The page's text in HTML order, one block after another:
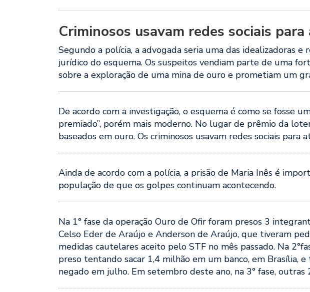
Criminosos usavam redes sociais
Segundo a polícia, a advogada seria uma das idealizadoras
jurídico do esquema. Os suspeitos vendiam parte de uma
sobre a exploração de uma mina de ouro e prometiam um
De acordo com a investigação, o esquema é como se fosse
premiado”, porém mais moderno. No lugar de prêmio da
baseados em ouro. Os criminosos usavam redes sociais para
Ainda de acordo com a polícia, a prisão de Maria Inês é
população de que os golpes continuam acontecendo.
Na 1° fase da operação Ouro de Ofir foram presos 3
Celso Eder de Araújo e Anderson de Araújo, que tiveram
medidas cautelares aceito pelo STF no mês passado. Na
preso tentando sacar 1,4 milhão em um banco, em Brasília,
negado em julho. Em setembro deste ano, na 3° fase, outras